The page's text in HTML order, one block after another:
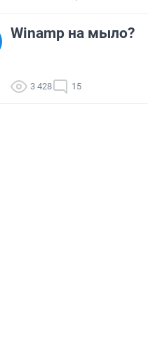
Winamp на мыло?
3 428 15